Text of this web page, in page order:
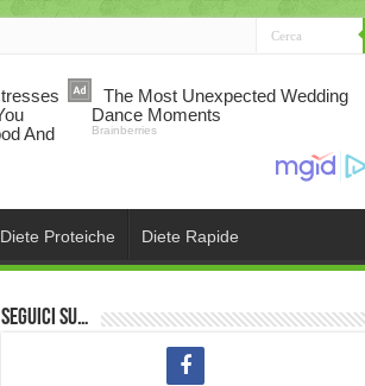
Diete Proteiche Diete Rapide
Seguici su…